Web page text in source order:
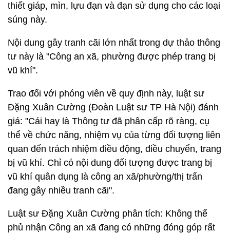
thiết giáp, mìn, lựu đạn và đạn sử dụng cho các loại
súng này.
Nội dung gây tranh cãi lớn nhất trong dự thảo thông
tư này là "Công an xã, phường được phép trang bị
vũ khí".
Trao đổi với phóng viên về quy định này, luật sư
Đặng Xuân Cường (Đoàn Luật sư TP Hà Nội) đánh
giá: "Cái hay là Thông tư đã phân cấp rõ ràng, cụ
thể về chức năng, nhiệm vụ của từng đối tượng liên
quan đến trách nhiệm điều động, điều chuyển, trang
bị vũ khí. Chỉ có nội dung đối tượng được trang bị
vũ khí quân dụng là công an xã/phường/thị trấn
đang gây nhiều tranh cãi".
Luật sư Đặng Xuân Cường phân tích: Không thể
phủ nhận Công an xã đang có những đóng góp rất